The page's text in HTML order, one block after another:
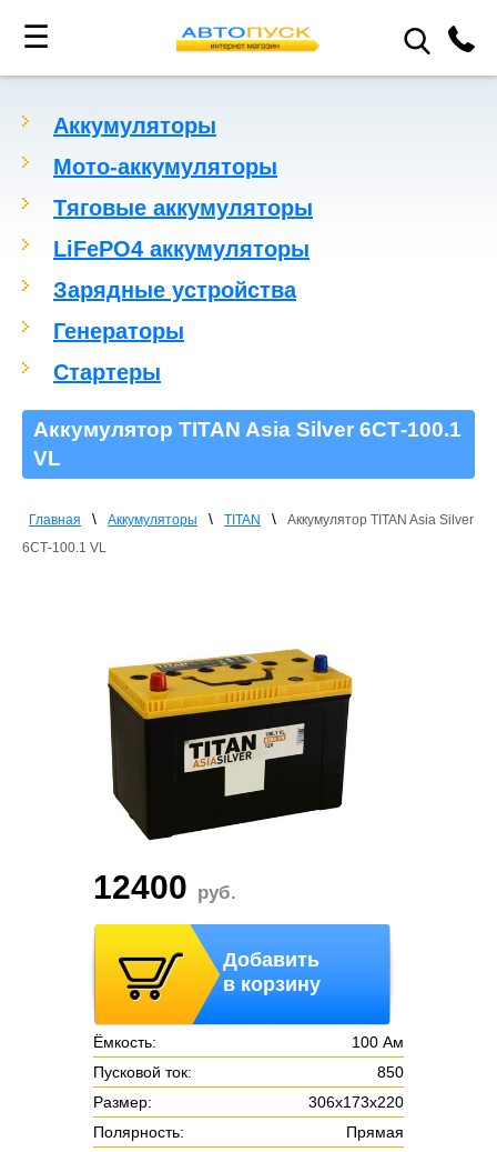
☰
Аккумуляторы
Мото-аккумуляторы
Тяговые аккумуляторы
LiFePO4 аккумуляторы
Зарядные устройства
Генераторы
Стартеры
Аккумулятор TITAN Asia Silver 6СТ-100.1
VL
Главная \ Аккумуляторы \ TITAN \
Аккумулятор TITAN Asia Silver
6СТ-100.1 VL
12400 руб.
Добавить
в корзину
Ёмкость:
100 Ам
Пусковой ток:
850
Размер:
306х173х220
Полярность:
Прямая